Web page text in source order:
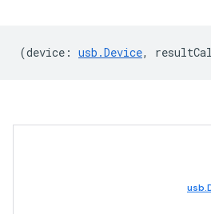
(device : usb.Device,